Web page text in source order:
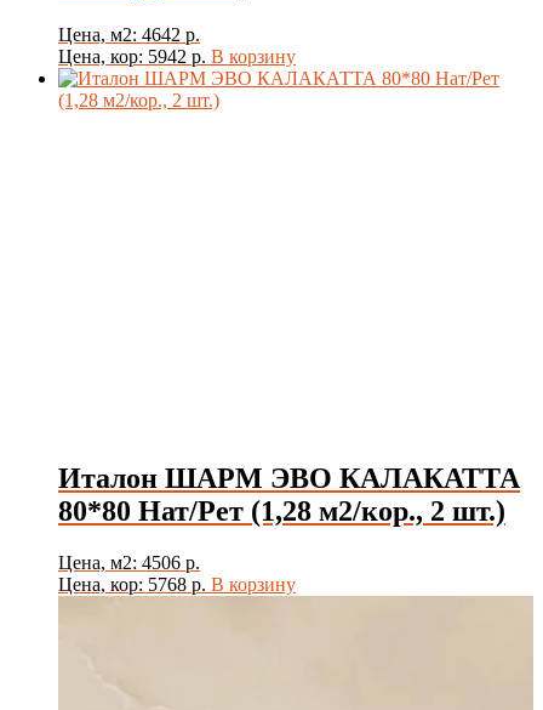
Цена, м2: 4642 р.
Цена, кор: 5942 р. В корзину
Италон ШАРМ ЭВО КАЛАКАТТА
80*80 Нат/Рет (1,28 м2/кор., 2 шт.)
Цена, м2: 4506 р.
Цена, кор: 5768 р. В корзину